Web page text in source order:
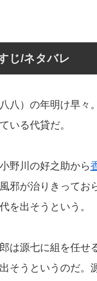
じ/ネタバレ
八）の年明け早々
いる代貸だ。
野川の好之助から
邪が治りきって
を出そうという。
は源七に組を任せ
そうというのだ。